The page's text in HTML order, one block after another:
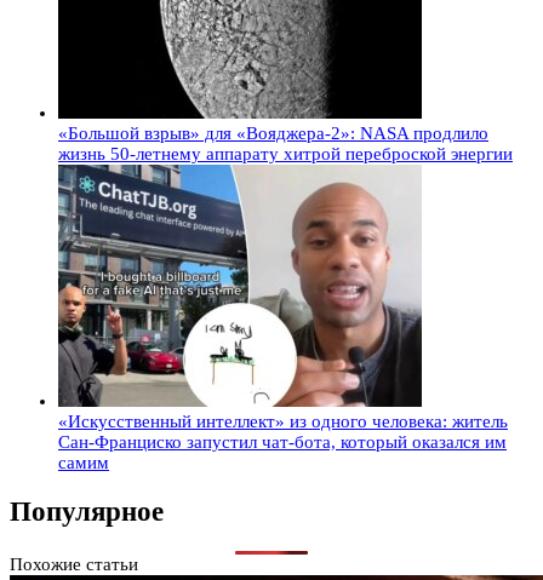
«Большой взрыв» для «Вояджера-2»: NASA продлило
жизнь 50-летнему аппарату хитрой переброской энергии
«Искусственный интеллект» из одного человека: житель
Сан-Франциско запустил чат-бота, который оказался им
самим
Популярное
Похожие статьи